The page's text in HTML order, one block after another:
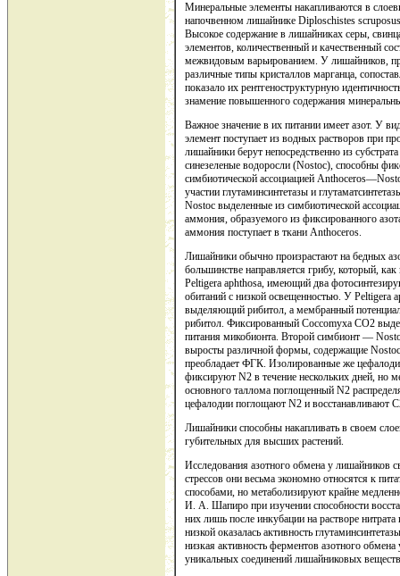
Минеральные элементы накапливаются в
напочвенном лишайнике Diploschistes
Высокое содержание в лишайниках серы,
элементов, количественный и качественный
межвидовым варьированием. У лишайников,
различные типы кристаллов марганца,
показало их рентгеноструктурную
знамение повышенного содержания
Важное значение в их питании имеет азот. У
элемент поступает из водных растворов при
лишайники берут непосредственно из
синезеленые водоросли (Nostoc), способны
симбиотической ассоциацией
участии глутаминсинтетазы и
Nostoc выделенные из симбиотической
аммония, образуемого из фиксированного
аммония поступает в ткани Anthoceros.
Лишайники обычно произрастают на бедных
большинстве направляется грибу, который,
Peltigera aphthosa, имеющий два
обитаний с низкой освещенностью. У Peltigera
выделяющий рибитол, а мембранный
рибитол. Фиксированный Соссоmуха СО2
питания микобионта. Второй симбионт —
выросты различной формы, содержащие
преобладает ФГК. Изолированные же
фиксируют N2 в течение нескольких дней, но
основного таллома поглощенный N2
цефалодии поглощают N2 и
Лишайники способны накапливать в своем
губительных для высших растений.
Исследования азотного обмена у лишайников
стрессов они весьма экономно относятся к
способами, но метаболизируют крайне
И. А. Шапиро при изучении способности
них лишь после инкубации на растворе
низкой оказалась активность
низкая активность ферментов азотного
уникальных соединений лишайниковых